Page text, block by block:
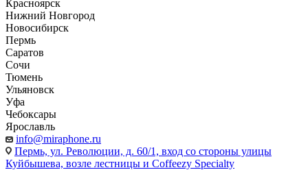
Красноярск
Нижний Новгород
Новосибирск
Пермь
Саратов
Сочи
Тюмень
Ульяновск
Уфа
Чебоксары
Ярославль
info@miraphone.ru
Пермь, ул. Революции, д. 60/1, вход со стороны улицы
Куйбышева, возле лестницы и Coffeezy Specialty